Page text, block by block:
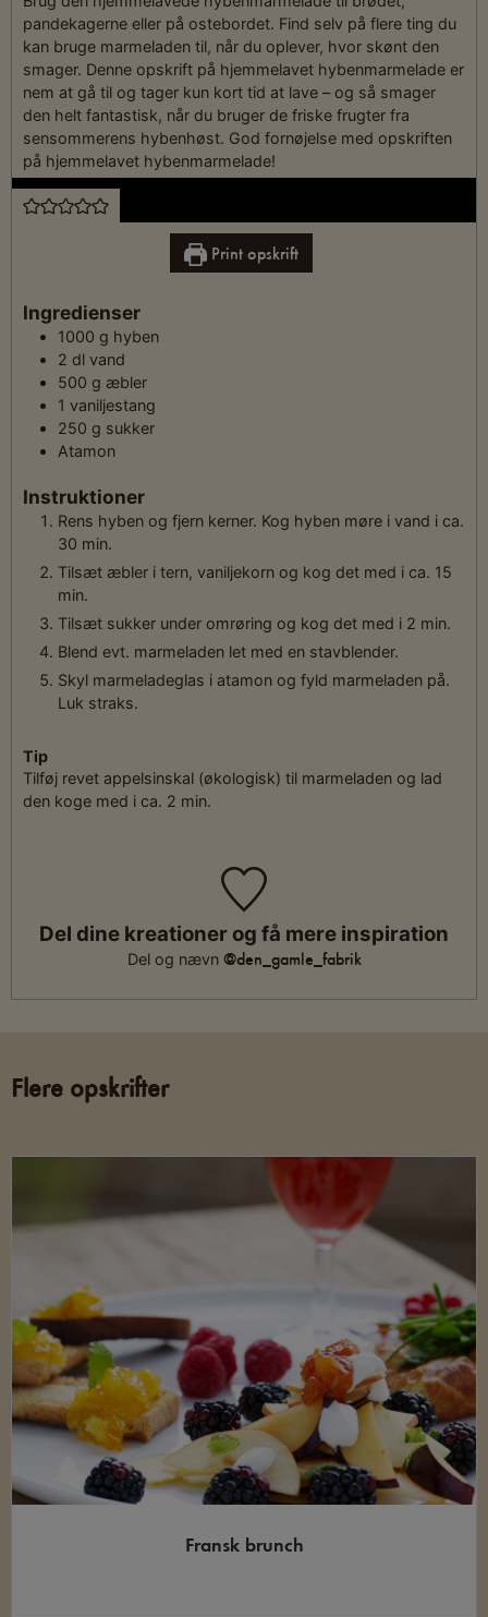
pandekagerne eller på ostebordet. Find selv på flere ting du
kan bruge marmeladen til, når du oplever, hvor skønt den
smager. Denne opskrift på hjemmelavet hybenmarmelade er
nem at gå til og tager kun kort tid at lave – og så smager
den helt fantastisk, når du bruger de friske frugter fra
sensommerens hybenhøst. God fornøjelse med opskriften
på hjemmelavet hybenmarmelade!
Print opskrift
Ingredienser
1000 g hyben
2 dl vand
500 g æbler
1 vaniljestang
250 g sukker
Atamon
Instruktioner
Rens hyben og fjern kerner. Kog hyben møre i vand i ca.
30 min.
Tilsæt æbler i tern, vaniljekorn og kog det med i ca. 15
min.
Tilsæt sukker under omrøring og kog det med i 2 min.
Blend evt. marmeladen let med en stavblender.
Skyl marmeladeglas i atamon og fyld marmeladen på.
Luk straks.
Tip
Tilføj revet appelsinskal (økologisk) til marmeladen og lad
den koge med i ca. 2 min.
Del dine kreationer og få mere inspiration
Del og nævn @den_gamle_fabrik
Flere opskrifter
Fransk brunch